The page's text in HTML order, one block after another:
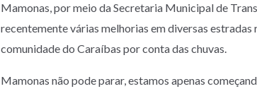
Mamonas, por meio da Secretaria Municipal de
recentemente várias melhorias em diversas estradas
comunidade do Caraíbas por conta das chuvas.
Mamonas não pode parar, estamos apenas